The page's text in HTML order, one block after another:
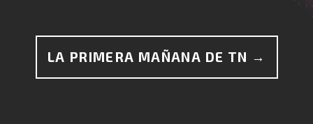
LA PRIMERA MAÑANA DE TN →